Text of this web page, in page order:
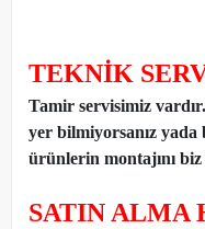
TEKNİK
Tamir servisimiz
yer bilmiyorsanız yada
ürünlerin montajını
SATIN ALMA